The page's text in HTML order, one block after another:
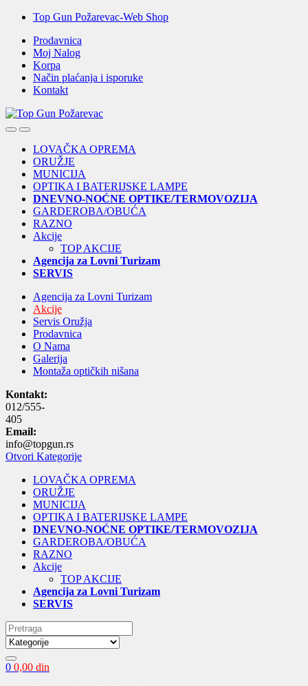
Skip
navigation
Skip
content
Top Gun Požarevac-Web Shop
Prodavnica
Moj Nalog
Korpa
Način plaćanja i isporuke
Kontakt
OpenClose
LOVAČKA OPREMA
ORUŽJE
MUNICIJA
OPTIKA I BATERIJSKE LAMPE
DNEVNO-NOĆNE OPTIKE/TERMOVOZIJA
GARDEROBA/OBUĆA
RAZNO
Akcije
TOP AKCIJE
Agencija za Lovni Turizam
SERVIS
Agencija za Lovni Turizam
Akcije
Servis Oružja
Prodavnica
O Nama
Galerija
Montaža optičkih nišana
Kontakt:
012/555-
405
Email:
info@topgun.rs
Otvori Kategorije
LOVAČKA OPREMA
ORUŽJE
MUNICIJA
OPTIKA I BATERIJSKE LAMPE
DNEVNO-NOĆNE OPTIKE/TERMOVOZIJA
GARDEROBA/OBUĆA
RAZNO
Akcije
TOP AKCIJE
Agencija za Lovni Turizam
SERVIS
Search
for:
0 0,00 din